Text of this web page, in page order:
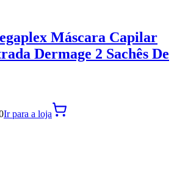
Máscara Capilar
Dermage 2 Sachês De
Ir para a loja